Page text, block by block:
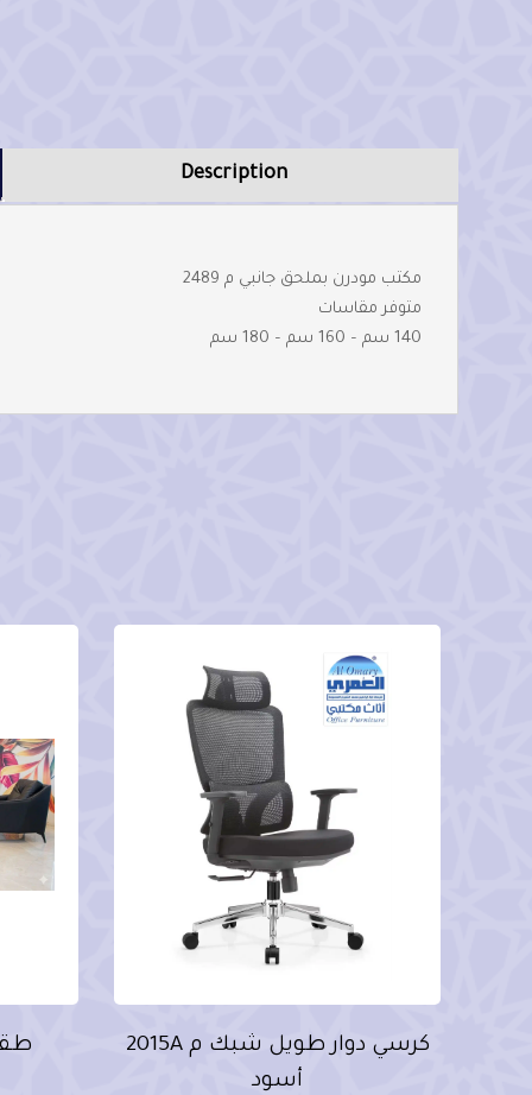
Description
مكتب مودرن بملحق جانبي م 2489
متوفر مقاسات
140 سم – 160 سم – 180 سم
كرسي دوار طويل شبك م 2015A
أسود